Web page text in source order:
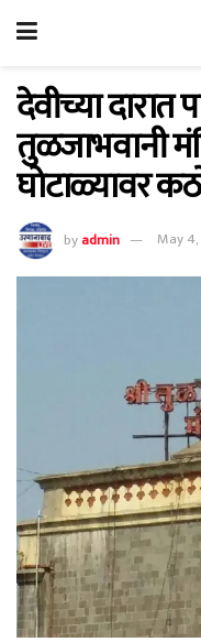
देवीच्या दारात
तुळजाभवानी
घोटाळ्यावर
byadmin May